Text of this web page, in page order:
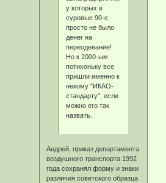
у которых в
суровые 90-е
просто не было
денег на
переодевание!
Но к 2000-ым
потихоньку все
пришли именно к
некому "ИКАО-
стандарту", если
можно его так
назвать.
Андрей, приказ департамента
воздушного транспорта 1992
года сохранял форму и знаки
различия советского образца